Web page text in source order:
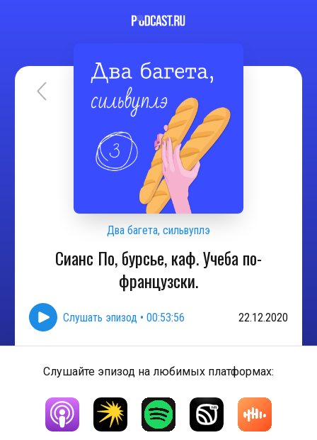
Два багета, сильвуплэ
Сианс По, бурсье, каф. Учеба по-
французски.
Слушать эпизод • 00:53:56 22.12.2020
Слушайте эпизод на любимых платформах: